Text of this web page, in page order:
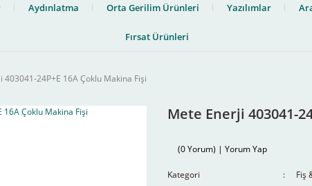
Aydınlatma Orta Gerilim Ürünleri Yazılımlar
Fırsat Ürünleri
403041-24P+E 16A Çoklu Makina Fişi
Mete Enerji 403041-
(0 Yorum) | Yorum Yap
Kategori
Fiş